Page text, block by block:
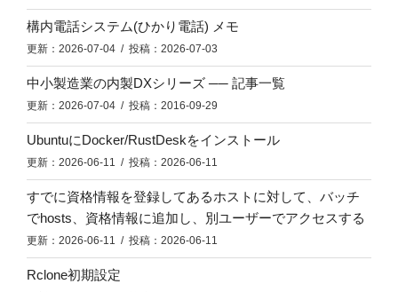
構内電話システム(ひかり電話) メモ
更新：2026-07-04 / 投稿：2026-07-03
中小製造業の内製DXシリーズ ── 記事一覧
更新：2026-07-04 / 投稿：2016-09-29
UbuntuにDocker/RustDeskをインストール
更新：2026-06-11 / 投稿：2026-06-11
すでに資格情報を登録してあるホストに対して、バッチ
でhosts、資格情報に追加し、別ユーザーでアクセスする
更新：2026-06-11 / 投稿：2026-06-11
Rclone初期設定